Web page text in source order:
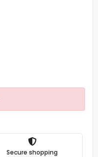
Secure shopping